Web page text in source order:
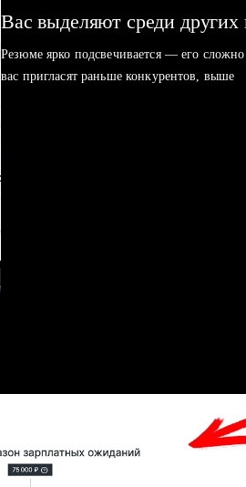
Вас выделяют среди других
Резюме ярко подсвечивается — его
вас пригласят раньше конкурентов, выше